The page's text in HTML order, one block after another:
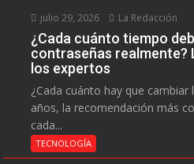
julio 29, 2026 La Redacción
¿Cada cuánto tiempo
contraseñas realmente?
los expertos
¿Cada cuánto hay que
años, la recomendación más
cada...
TECNOLOGÍA